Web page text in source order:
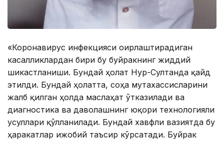
«Коронавирус инфекцияси оғирлаштирадиган
касалликлардан бири бу буйракнинг жиддий
шикастланиши. Бундай ҳолат Нур-Султанда қайд
этилди. Бундай ҳолатта, соҳа мутахассисларини
жалб қилган ҳолда маслаҳат ўтказилади ва
диагностика ва даволашнинг юқори технологияли
усуллари қўлланилади. Бундай хавфли вазиятда бу
ҳаракатлар ижобий таъсир кўрсатади. Буйрак